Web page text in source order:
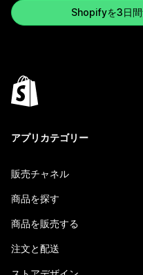
Shopifyを3日
アプリカテゴリー
販売チャネル
商品を探す
商品を販売する
注文と配送